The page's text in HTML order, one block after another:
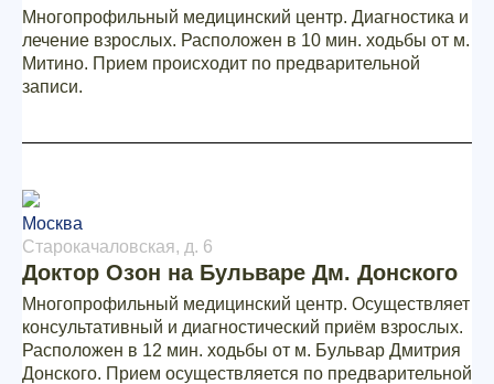
Многопрофильный медицинский центр. Диагностика и
лечение взрослых. Расположен в 10 мин. ходьбы от м.
Митино. Прием происходит по предварительной
записи.
Москва
Старокачаловская, д. 6
Доктор Озон на Бульваре Дм. Донского
Многопрофильный медицинский центр. Осуществляет
консультативный и диагностический приём взрослых.
Расположен в 12 мин. ходьбы от м. Бульвар Дмитрия
Донского. Прием осуществляется по предварительной